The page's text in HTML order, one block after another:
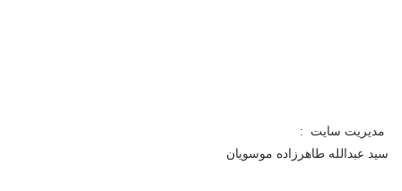
مدیریت سایت :
سید عبدالله طاهرزاده موسویان